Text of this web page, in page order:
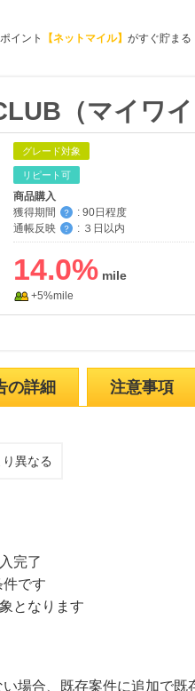
イント 【ネットマイル】 がすぐ貯まる
（マイワ
グレード対象
リピート可
商品購入
獲得期間
？ : 90日程度
通帳反映
？ : ３日以内
14.0%
+5%mile
の詳細 注意事項
異なる
完了
です
となります
い場合、既存案件に追加で